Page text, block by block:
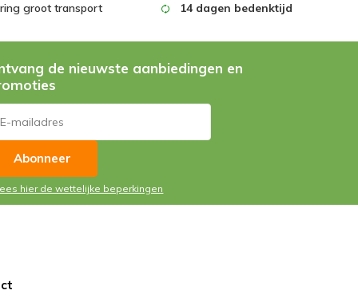
groot transport 14 dagen bedenktijd
de nieuwste aanbiedingen en
Abonneer
hier de wettelijke beperkingen